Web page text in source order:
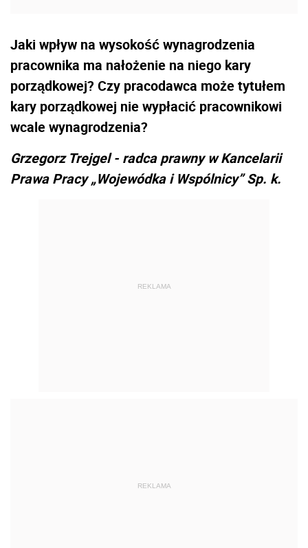
Jaki wpływ na wysokość wynagrodzenia
pracownika ma nałożenie na niego kary
porządkowej? Czy pracodawca może tytułem
kary porządkowej nie wypłacić pracownikowi
wcale wynagrodzenia?
Grzegorz Trejgel - radca prawny w Kancelarii
Prawa Pracy „Wojewódka i Wspólnicy” Sp. k.
REKLAMA
REKLAMA